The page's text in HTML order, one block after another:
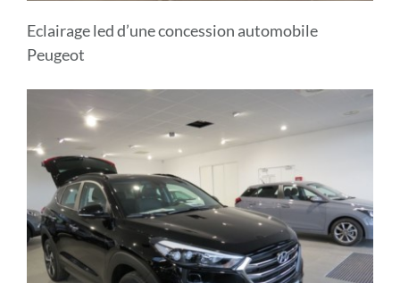
Eclairage led d’une concession automobile
Peugeot